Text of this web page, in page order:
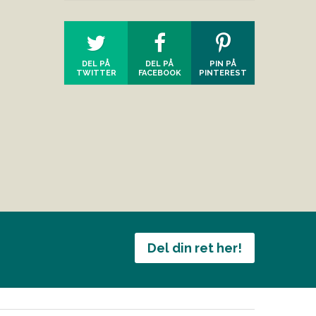
DEL PÅ
TWITTER
DEL PÅ
FACEBOOK
PIN PÅ
PINTEREST
Del din ret her!